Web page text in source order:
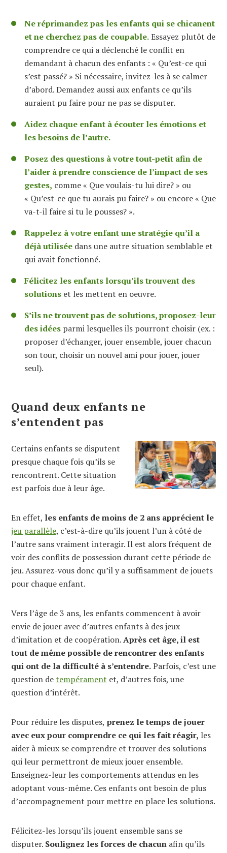
Ne réprimandez pas les enfants qui se chicanent
et ne cherchez pas de coupable.Essayez plutôt de
comprendre ce qui a déclenché le conflit en
demandant à chacun des enfants : « Qu’est-ce qui
s’est passé? » Si nécessaire, invitez-les à se calmer
d’abord. Demandez aussi aux enfants ce qu’ils
auraient pu faire pour ne pas se disputer.
Aidez chaque enfant à écouter les émotions et
les besoins de l’autre.
Posez des questions à votre tout-petit afin de
l’aider à prendre conscience de l’impact de ses
gestes, comme « Que voulais-tu lui dire? » ou
« Qu’est-ce que tu aurais pu faire? » ou encore « Que
va-t-il faire si tu le pousses? ».
Rappelez à votre enfant une stratégie qu’il a
déjà utilisée dans une autre situation semblable et
qui avait fonctionné.
Félicitez les enfants lorsqu’ils trouvent des
solutions et les mettent en oeuvre.
S’ils ne trouvent pas de solutions, proposez-leur
des idées parmi lesquelles ils pourront choisir (ex. :
proposer d’échanger, jouer ensemble, jouer chacun
son tour, choisir un nouvel ami pour jouer, jouer
seul).
Quand deux enfants ne
s’entendent pas
Certains enfants se disputent
presque chaque fois qu’ils se
rencontrent. Cette situation
est parfois due à leur âge.
En effet, les enfants de moins de 2 ans apprécient le
jeu parallèle, c’est-à-dire qu’ils jouent l’un à côté de
l’autre sans vraiment interagir. Il est alors fréquent de
voir des conflits de possession durant cette période de
jeu. Assurez-vous donc qu’il y a suffisamment de jouets
pour chaque enfant.
Vers l’âge de 3 ans, les enfants commencent à avoir
envie de jouer avec d’autres enfants à des jeux
d’imitation et de coopération.Après cet âge, il est
tout de même possible de rencontrer des enfants
qui ont de la difficulté à s’entendre.Parfois, c’est une
question detempérament et, d’autres fois, une
question d’intérêt.
Pour réduire les disputes, prenez le temps de jouer
avec eux pour comprendre ce qui les fait réagir, les
aider à mieux se comprendre et trouver des solutions
qui leur permettront de mieux jouer ensemble.
Enseignez-leur les comportements attendus en les
adoptant vous-même. Ces enfants ont besoin de plus
d’accompagnement pour mettre en place les solutions.
Félicitez-les lorsqu’ils jouent ensemble sans se
disputer. Soulignez les forces de chacun afin qu’ils